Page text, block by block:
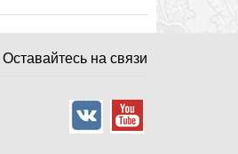
Оставайтесь на связи